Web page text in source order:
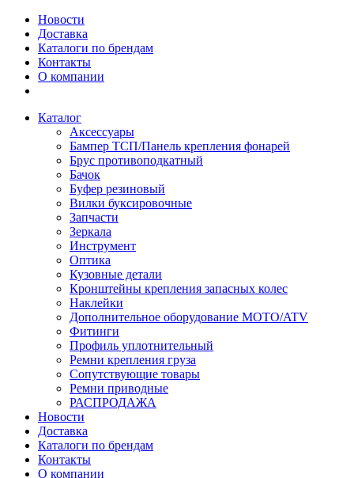
Новости
Доставка
Каталоги по брендам
Контакты
О компании
Каталог
Аксессуары
Бампер ТСП/Панель крепления фонарей
Брус противоподкатный
Бачок
Буфер резиновый
Вилки буксировочные
Запчасти
Зеркала
Инструмент
Оптика
Кузовные детали
Кронштейны крепления запасных колес
Наклейки
Дополнительное оборудование MOTO/ATV
Фитинги
Профиль уплотнительный
Ремни крепления груза
Сопутствующие товары
Ремни приводные
РАСПРОДАЖА
Новости
Доставка
Каталоги по брендам
Контакты
О компании